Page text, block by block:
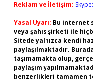
Reklam ve İletişim:
Yasal Uyarı: Bu internet
veya şahıs şirketi ile
Sitede yalnızca kendi
paylaşılmaktadır.
taşımamakta olup,
paylaşım
benzerlikleri tamamen